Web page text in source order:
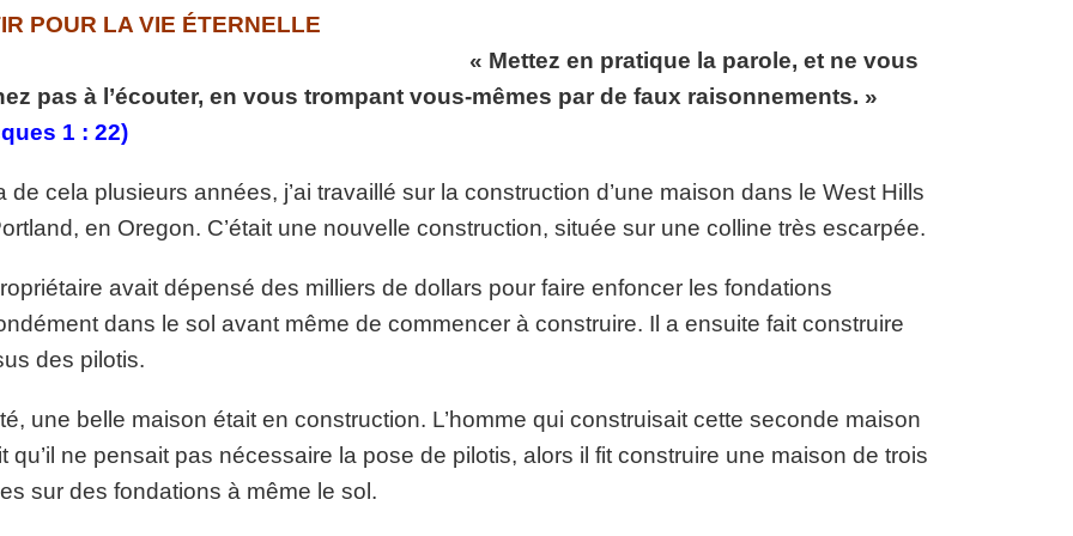
volume.
www.lafoiapostolique.org/wp-
lasse-rempli-de-tritesse.mp3
POUR LA VIE ÉTERNELLE
« Mettez en pratique la parole, et ne vous
pas à l’écouter, en vous trompant vous-mêmes par de faux raisonnements. »
1 : 22)
a de cela plusieurs années, j’ai travaillé sur la construction d’une maison dans le West Hills
en Oregon. C’était une nouvelle construction, située sur une colline très escarpée.
avait dépensé des milliers de dollars pour faire enfoncer les fondations
dans le sol avant même de commencer à construire. Il a ensuite fait construire
des pilotis.
une belle maison était en construction. L’homme qui construisait cette seconde maison
qu’il ne pensait pas nécessaire la pose de pilotis, alors il fit construire une maison de trois
sur des fondations à même le sol.